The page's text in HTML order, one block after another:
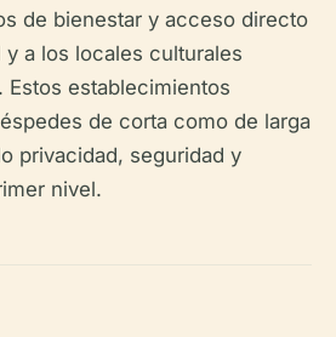
de bienestar y acceso directo
a los locales culturales
Estos establecimientos
de corta como de larga
privacidad, seguridad y
nivel.